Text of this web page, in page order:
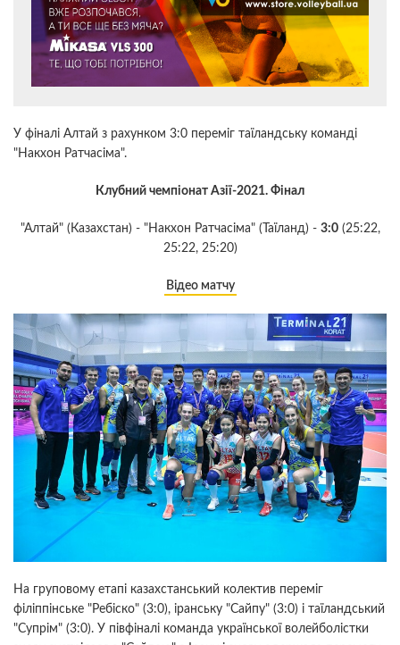
У фіналі Алтай з рахунком 3:0 переміг таїландську команді
"Накхон Ратчасіма".
Клубний чемпіонат Азії-2021. Фінал
"Алтай" (Казахстан) - "Накхон Ратчасіма" (Таїланд) - 3:0(25:22,
25:22, 25:20)
Відео матчу
На груповому етапі казахстанський колектив переміг
філіппінське "Ребіско" (3:0), іранську "Сайпу" (3:0) і таїландський
"Супрім" (3:0). У півфіналі команда української волейболістки